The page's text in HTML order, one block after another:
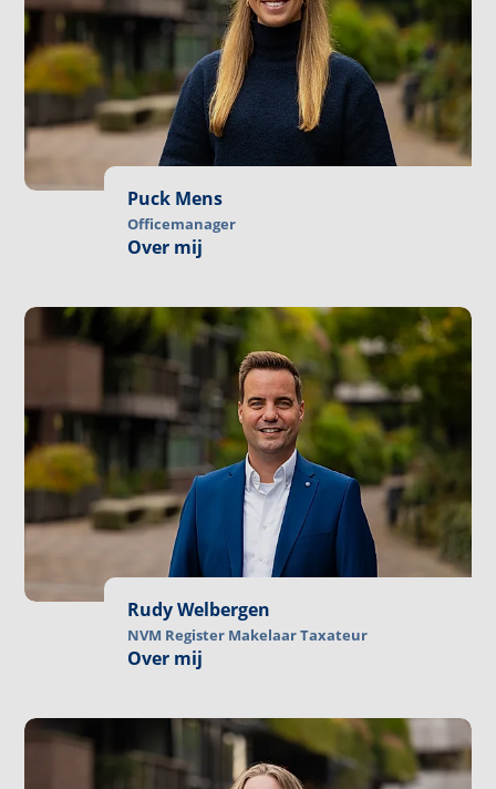
Puck Mens
Officemanager
Over mij
Rudy Welbergen
NVM Register Makelaar Taxateur
Over mij